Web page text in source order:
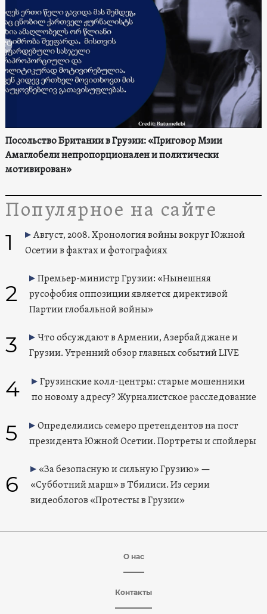
Посольство Британии в Грузии: «Приговор Мзии
Амаглобели непропорционален и политически
мотивирован»
Популярное на сайте
1
Август, 2008. Хронология войны вокруг Южной
Осетии в фактах и фотографиях
2
Премьер-министр Грузии: «Нынешняя
русофобия оппозиции является директивой
Партии глобальной войны»
3
Что обсуждают в Армении, Азербайджане и
Грузии. Утренний обзор главных событий LIVE
4
Грузинские колл-центры: старые мошенники
по новому адресу? Журналистское расследование
5
Определились семеро претендентов на пост
президента Южной Осетии. Портреты и спойлеры
6
«За безопасную и сильную Грузию» —
«Субботний марш» в Тбилиси. Из серии
видеоблогов «Протесты в Грузии»
О нас
Контакты